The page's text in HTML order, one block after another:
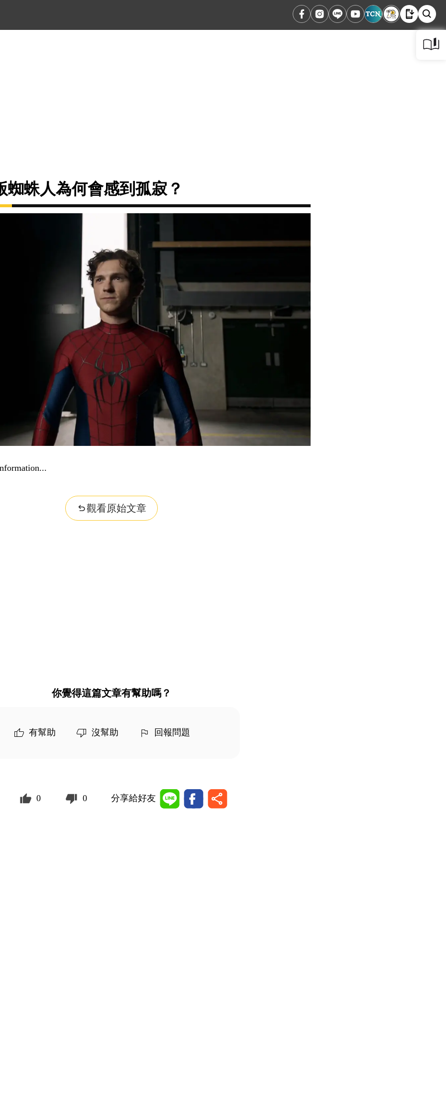
蜘蛛人為何會感到孤寂？
觀看原始文章
你覺得這篇文章有幫助嗎？
有幫助 沒幫助 回報問題
0 0 分享給好友